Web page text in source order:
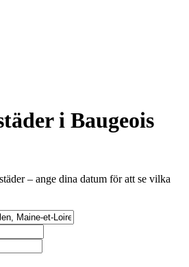
i Baugeois
– ange dina datum för att se vilka